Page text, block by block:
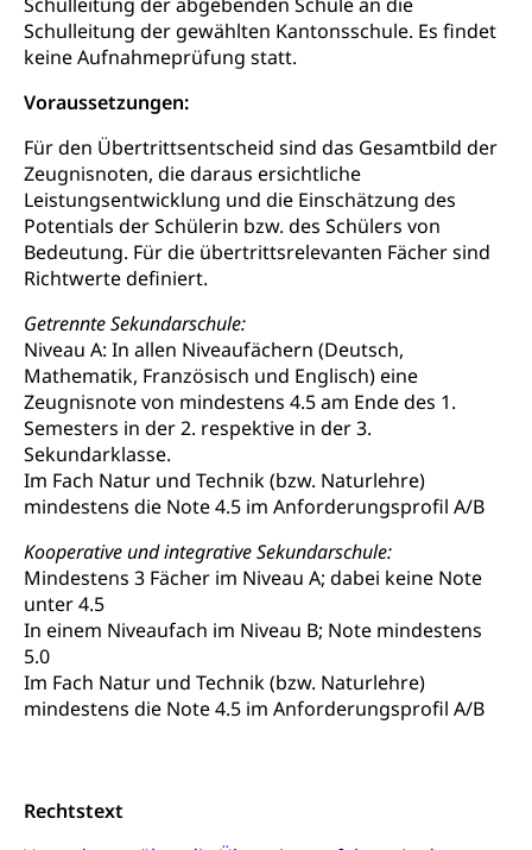
Schulleitung der gewählten Kantonsschule. Es findet
keine Aufnahmeprüfung statt.
Voraussetzungen:
Für den Übertrittsentscheid sind das Gesamtbild der
Zeugnisnoten, die daraus ersichtliche
Leistungsentwicklung und die Einschätzung des
Potentials der Schülerin bzw. des Schülers von
Bedeutung. Für die übertrittsrelevanten Fächer sind
Richtwerte definiert.
Getrennte Sekundarschule:
Niveau A: In allen Niveaufächern (Deutsch,
Mathematik, Französisch und Englisch) eine
Zeugnisnote von mindestens 4.5 am Ende des 1.
Semesters in der 2. respektive in der 3.
Sekundarklasse.
Im Fach Natur und Technik (bzw. Naturlehre)
mindestens die Note 4.5 im Anforderungsprofil A/B
Kooperative und integrative Sekundarschule:
Mindestens 3 Fächer im Niveau A; dabei keine Note
unter 4.5
In einem Niveaufach im Niveau B; Note mindestens
5.0
Im Fach Natur und Technik (bzw. Naturlehre)
mindestens die Note 4.5 im Anforderungsprofil A/B
Rechtstext
Bücher, Bundesarchiv, Landesbibliothek
Staatsarchiv Luzern
Zentral- und Hochschulbibliothek
Archiv der Denkmalpflege
Kulturelle Einrichtungen
Museen, Theater, Bibliotheken
Dienststelle Kultur
Kunst & Kultur (Luzern Tourismus)
Kulturförderung
Kulturpolitik, Sprachförderung, Denkmalpflege,
kulturelles Angebot, Kulturerbe, kulturelles Erbe,
Nachwuchsförderung, Vermittlung, Selektive
Förderung, Kulturausschreibungen, Kulturpreis,
Werkbeitrag, Produktionsbeitrag, Recherche,
Musik, Entwicklung, Programmbeiträge,
Filmförderung, Regionale Förderfonds,
Werkankäufe, Kunstankäufe, Kunst und Bau, Schule
und Kultur, Kulturgesuche, Kulturvermittlung
Kulturförderung und Vermittlung
Angebote für Schulklassen
Mobilität
Schiene und öffentlicher Verkehr
Schienenverkehr, Zugverkehr, Bahnverkehr,
Transportmittel, öffentlicher Verkehr
Verkehrsverbund Luzern VVL
Öffentlicher Verkehr Luzern Mobil
Schifffahrt
Schiffsverkehr, Binnenschifffahrt, Seeschifffahrt,
Autoverkehr, Lastwagenverkehr, Schwerverkehr,